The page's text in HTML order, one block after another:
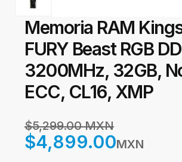
Memoria RAM
FURY Beast RGB
3200MHz, 32GB,
ECC, CL16, XMP
$5,299.00 MXN
$4,899.00MXN